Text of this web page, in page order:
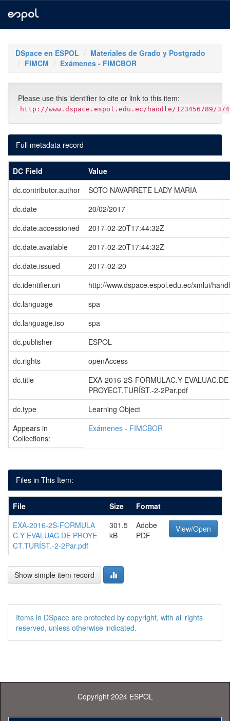
navigationDSpace en ESPOL
Materiales de Grado y Postgrado
FIMCM
Exámenes - FIMCBOR
Please use this identifier to cite or link to this item:
http://www.dspace.espol.edu.ec/handle/123456789/
Full metadata record
DC Field
Value
dc.contributor.author
SOTO NAVARRETE LADY MARIA
dc.date
20/02/2017
dc.date.accessioned
2017-02-20T17:44:32Z
dc.date.available
2017-02-20T17:44:32Z
dc.date.issued
2017-02-20
dc.identifier.uri
http://www.dspace.espol.edu.ec/xmlui/
dc.language
spa
dc.language.iso
spa
dc.publisher
ESPOL
dc.rights
openAccess
dc.title
EXA-2016-2S-FORMULAC.Y EVALUAC.DE
PROYECT.TURÍST.-2-2Par.pdf
dc.type
Learning Object
Appears in
Collections:
Exámenes - FIMCBOR
Files in This Item:
File Size
Format
EXA-2016-2S-FORMULA
C.Y EVALUAC.DE PROYE
CT.TURÍST.-2-2Par.pdf
301.5
kB
Adobe
PDF
View/Open
Show simple item record
Items in DSpace are protected by copyright, with all rights
reserved, unless otherwise indicated.
Copyright 2024 ESPOL